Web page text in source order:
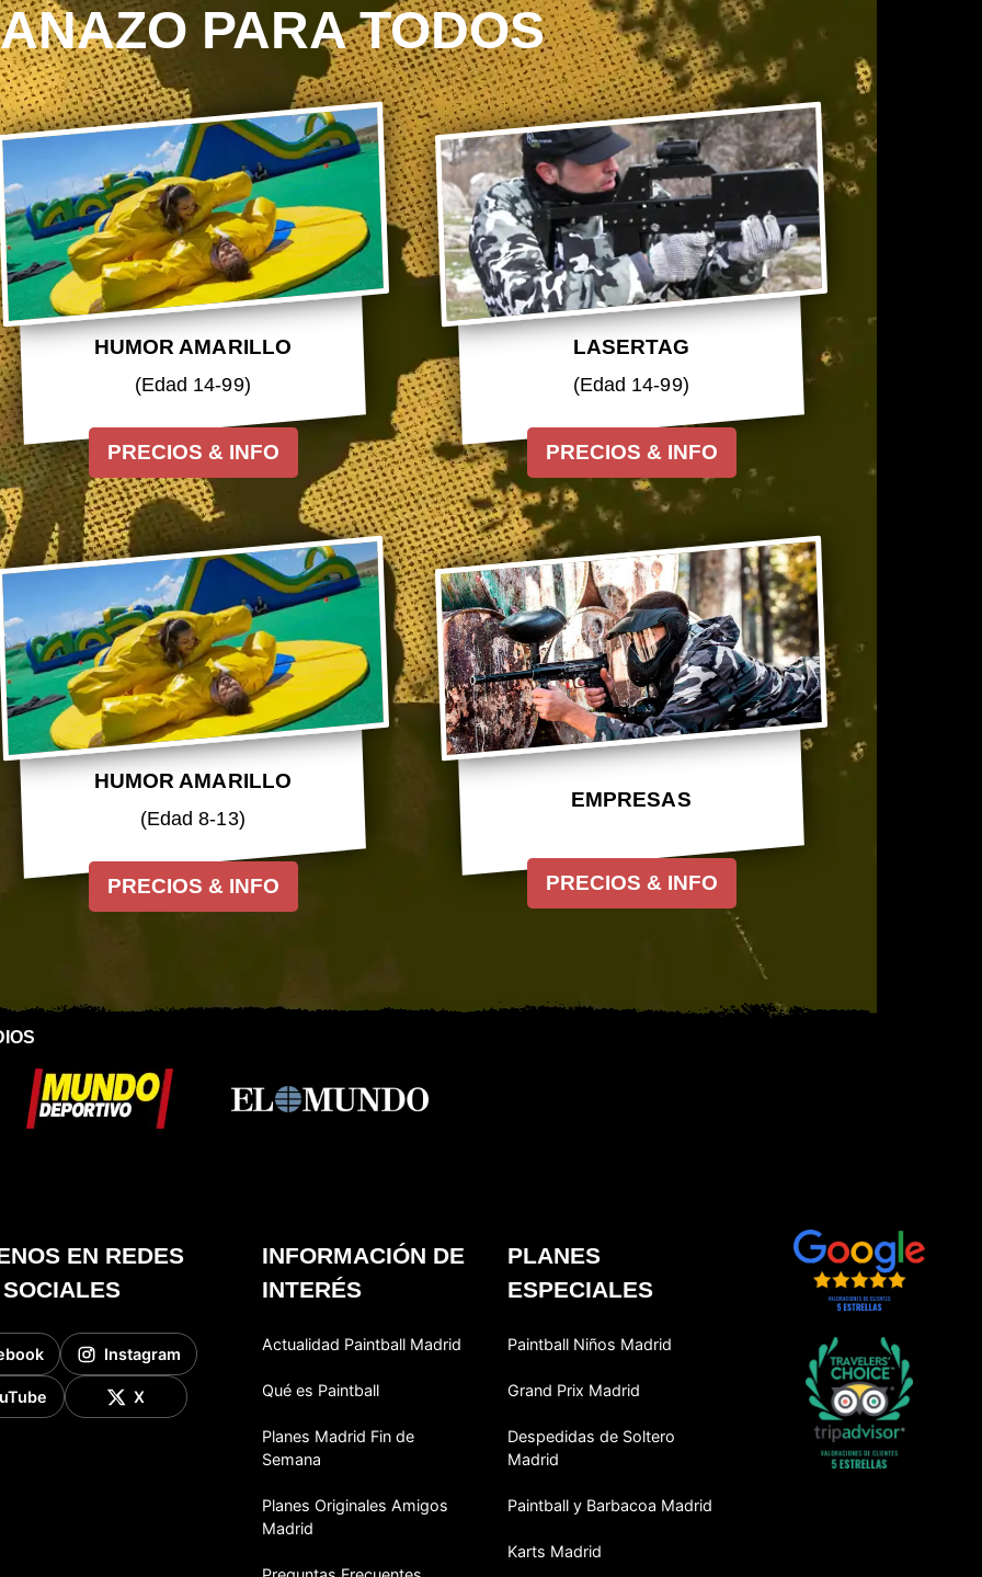
PARA TODOS
HUMOR AMARILLO
(Edad 14-99)
PRECIOS & INFO
LASERTAG
(Edad 14-99)
PRECIOS & INFO
HUMOR AMARILLO
(Edad 8-13)
PRECIOS & INFO
EMPRESAS
PRECIOS & INFO
EN REDES
SOCIALES
Instagram
X
INFORMACIÓN DE
INTERÉS
Actualidad Paintball Madrid
Qué es Paintball
Planes Madrid Fin de
Semana
Planes Originales Amigos
Madrid
PLANES
ESPECIALES
Paintball Niños Madrid
Grand Prix Madrid
Despedidas de Soltero
Madrid
Paintball y Barbacoa Madrid
Karts Madrid